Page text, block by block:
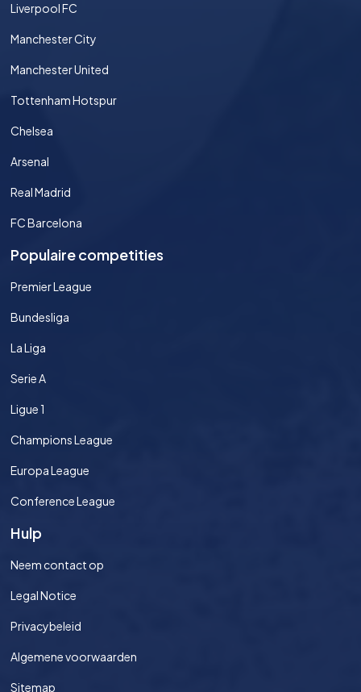
Liverpool FC
Manchester City
Manchester United
Tottenham Hotspur
Chelsea
Arsenal
Real Madrid
FC Barcelona
Populaire competities
Premier League
Bundesliga
La Liga
Serie A
Ligue 1
Champions League
Europa League
Conference League
Hulp
Neem contact op
Legal Notice
Privacybeleid
Algemene voorwaarden
Sitemap